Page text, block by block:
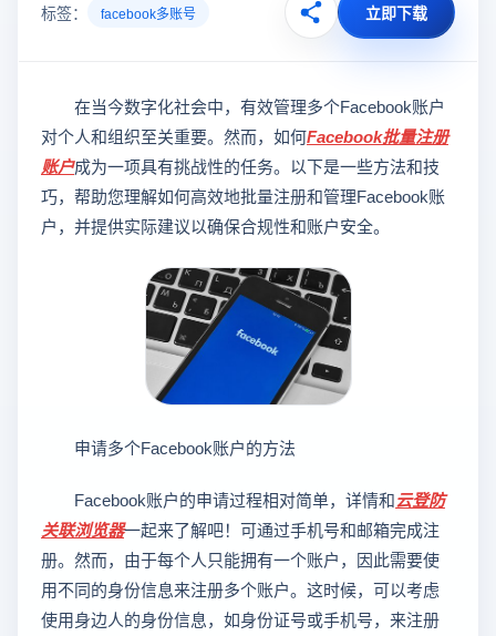
标签： facebook多账号 立即下载
在当今数字化社会中，有效管理多个Facebook账户
对个人和组织至关重要。然而，如何Facebook批量注册
账户成为一项具有挑战性的任务。以下是一些方法和技
巧，帮助您理解如何高效地批量注册和管理Facebook账
户，并提供实际建议以确保合规性和账户安全。
申请多个Facebook账户的方法
Facebook账户的申请过程相对简单，详情和云登防
关联浏览器一起来了解吧！可通过手机号和邮箱完成注
册。然而，由于每个人只能拥有一个账户，因此需要使
用不同的身份信息来注册多个账户。这时候，可以考虑
使用身边人的身份信息，如身份证号或手机号，来注册